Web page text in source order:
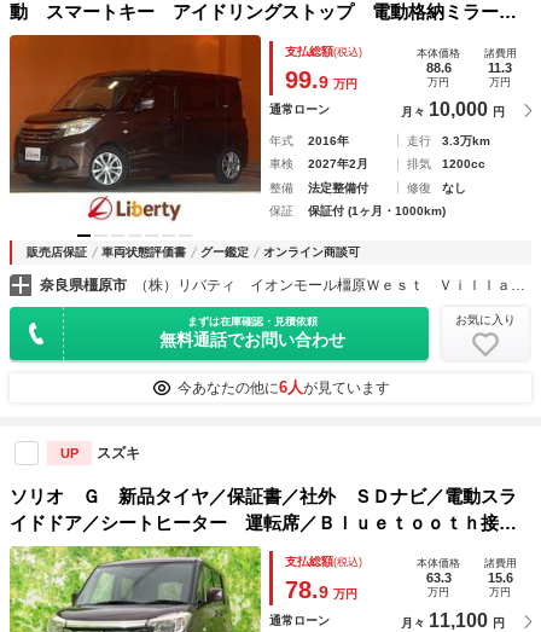
動 スマートキー アイドリングストップ 電動格納ミラー
シートヒーター ウォークスルー ＣＶＴ アルミホイール
支払総額(税込)
99.9 万円
本体価格
88.6
万円
諸費用
11.3
万円
通常ローン 月々 10,000 円
年式 2016年 走行
3.3万km
車検
2027年2月 排気
1200cc
整備
法定整備付 修復
なし
保証
保証付 (1ヶ月・1000km)
販売店保証 車両状態評価書 グー鑑定 オンライン商談可
奈良県橿原市 （株）リバティ イオンモール橿原Ｗｅｓｔ Ｖｉｌｌａｇｅ店
まずは在庫確認・見積依頼
無料通話でお問い合わせ
お気に入り
今あなたの他に6人が見ています
UP スズキ
ソリオ Ｇ 新品タイヤ／保証書／社外 ＳＤナビ／電動スラ
イドドア／シートヒーター 運転席／Ｂｌｕｅｔｏｏｔｈ接続
／ＥＢＤ付ＡＢＳ／横滑り防止装置／バックモニター／フルセ
グＴＶ／エアバッグ 運転席
支払総額(税込)
78.9 万円
本体価格
63.3
万円
諸費用
15.6
万円
通常ローン 月々 11,100 円